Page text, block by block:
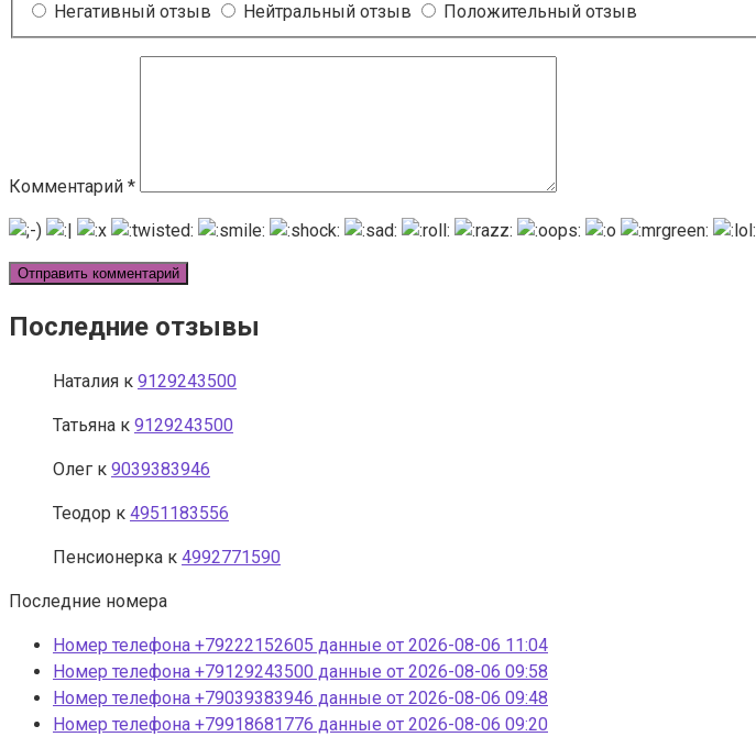
Негативный отзыв
Нейтральный отзыв Положительный отзыв
Комментарий *
Последние отзывы
Наталия к 9129243500
Татьяна к 9129243500
Олег к 9039383946
Теодор к 4951183556
Пенсионерка к 4992771590
Последние номера
Номер телефона +79222152605 данные от 2026-08-06 11:04
Номер телефона +79129243500 данные от 2026-08-06 09:58
Номер телефона +79039383946 данные от 2026-08-06 09:48
Номер телефона +79918681776 данные от 2026-08-06 09:20